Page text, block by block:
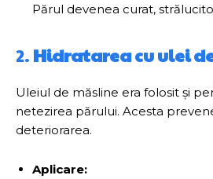
Părul devenea curat,
2. Hidratarea cu ulei
Uleiul de măsline era folosit și
netezirea părului. Acesta
deteriorarea.
Aplicare: